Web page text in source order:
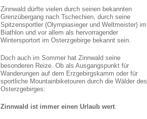
Zinnwald dürfte vielen durch seinen bekannten
Grenzübergang nach Tschechien, durch seine
Spitzensportler (Olympiasieger und Weltmeister) im
Biathlon und vor allem als hervorragender
Wintersportort im Osterzgebirge bekannt sein.
Doch auch im Sommer hat Zinnwald seine
besonderen Reize. Ob als Ausgangspunkt für
Wanderungen auf dem Erzgebirgskamm oder für
sportliche Mountainbiketouren durch die Wälder des
Osterzgebirges:
Zinnwald ist immer einen Urlaub wert